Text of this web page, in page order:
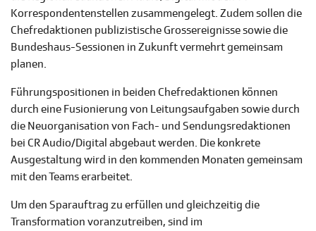
Korrespondentenstellen zusammengelegt. Zudem sollen die
Chefredaktionen publizistische Grossereignisse sowie die
Bundeshaus-Sessionen in Zukunft vermehrt gemeinsam
planen.
Führungspositionen in beiden Chefredaktionen können
durch eine Fusionierung von Leitungsaufgaben sowie durch
die Neuorganisation von Fach- und Sendungsredaktionen
bei CR Audio/Digital abgebaut werden. Die konkrete
Ausgestaltung wird in den kommenden Monaten gemeinsam
mit den Teams erarbeitet.
Um den Sparauftrag zu erfüllen und gleichzeitig die
Transformation voranzutreiben, sind im